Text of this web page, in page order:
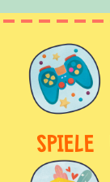
SPIELE